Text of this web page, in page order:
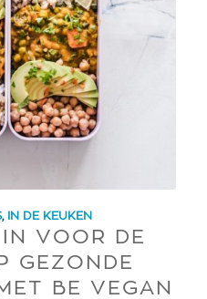
, IN DE KEUKEN
VOOR DE
GEZONDE
BE VEGAN